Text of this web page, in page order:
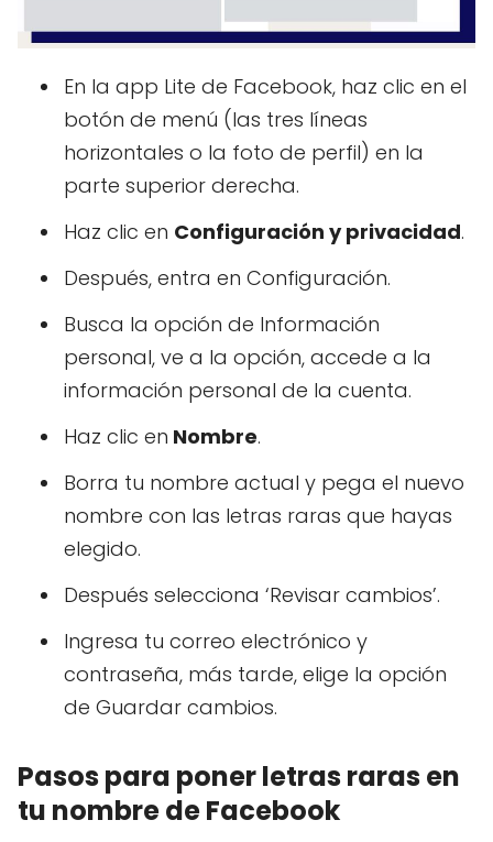
En la app Lite de Facebook, haz clic en el
botón de menú (las tres líneas
horizontales o la foto de perfil) en la
parte superior derecha.
Haz clic en Configuración y privacidad.
Después, entra en Configuración.
Busca la opción de Información
personal, ve a la opción, accede a la
información personal de la cuenta.
Haz clic en Nombre.
Borra tu nombre actual y pega el nuevo
nombre con las letras raras que hayas
elegido.
Después selecciona ‘Revisar cambios’.
Ingresa tu correo electrónico y
contraseña, más tarde, elige la opción
de Guardar cambios.
Pasos para poner letras raras en
tu nombre de Facebook